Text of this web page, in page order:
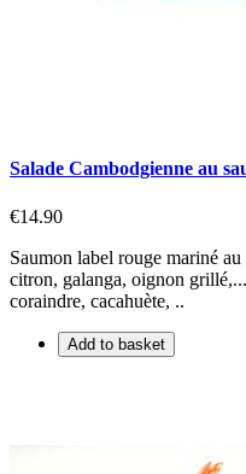
Salade Cambodgienne au
€14.90
Saumon label rouge mariné
citron, galanga, oignon
coraindre, cacahuète, ..
Add to basket